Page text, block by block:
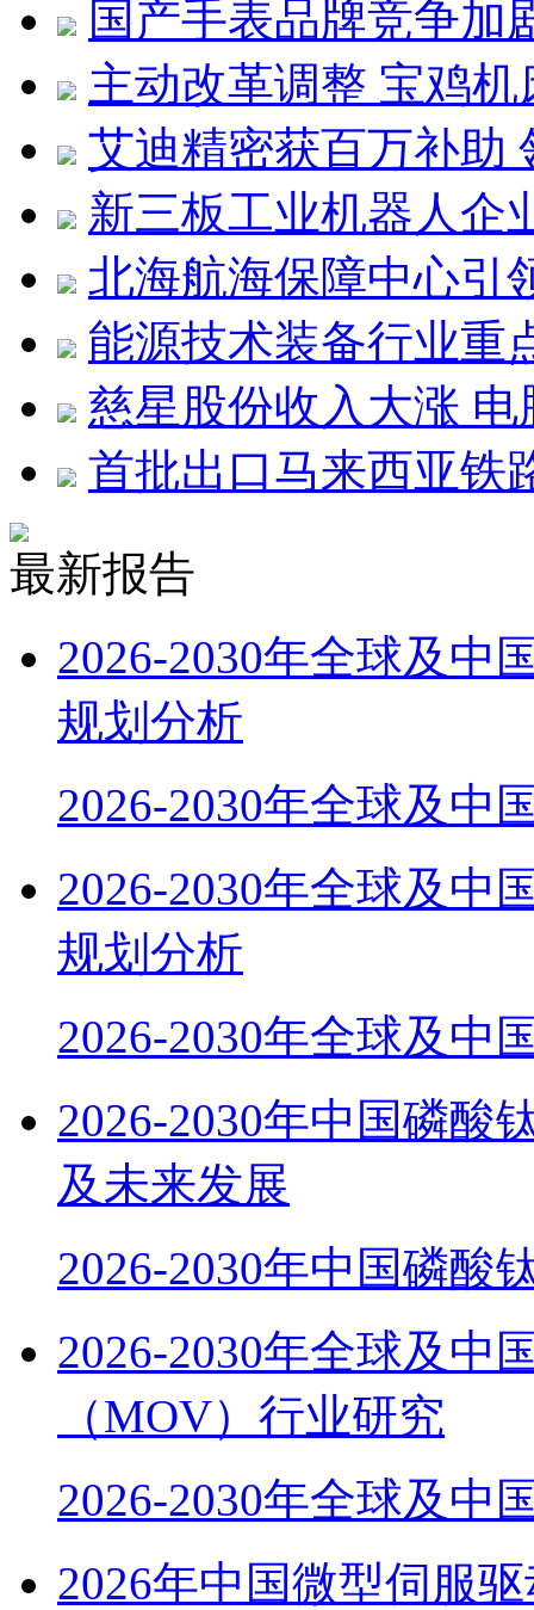
国产手表品牌竞争加
主动改革调整 宝鸡
艾迪精密获百万补助
新三板工业机器人企
北海航海保障中心引
能源技术装备行业重
慈星股份收入大涨
首批出口马来西亚铁
最新报告
2026-2030年全球及中
规划分析
2026-2030年全球及中
2026-2030年全球及中
规划分析
2026-2030年全球及中
2026-2030年中国磷酸
及未来发展
2026-2030年中国磷酸
2026-2030年全球及中
（MOV）行业研究
2026-2030年全球及中
2026年中国微型伺服